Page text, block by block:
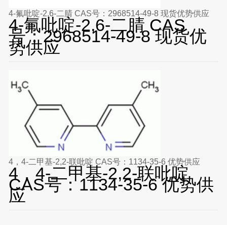
4-氟吡啶-2,6-二腈 CAS号：2968514-49-8 现货优势供应
4-氟吡啶-2,6-二腈 CAS
号：2968514-49-8 现货优
势供应
4，4-二甲基-2,2-联吡啶 CAS号：1134-35-6 优势供应
4，4-二甲基-2,2-联吡啶
CAS号：1134-35-6 优势供
应